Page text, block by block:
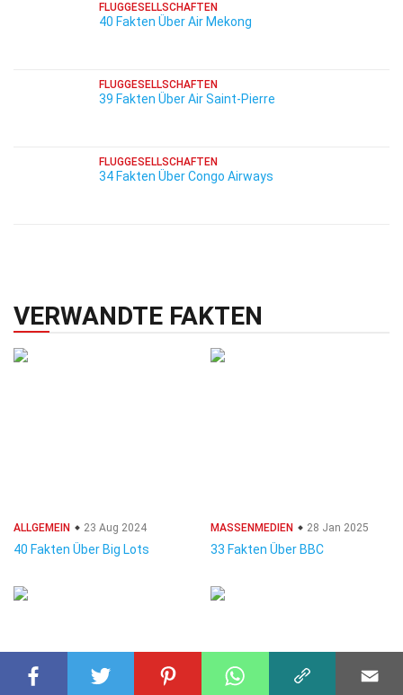
FLUGGESELLSCHAFTEN
40 Fakten Über Air Mekong
FLUGGESELLSCHAFTEN
39 Fakten Über Air Saint-Pierre
FLUGGESELLSCHAFTEN
34 Fakten Über Congo Airways
VERWANDTE FAKTEN
ALLGEMEIN 23 Aug 2024
40 Fakten Über Big Lots
MASSENMEDIEN 28 Jan 2025
33 Fakten Über BBC